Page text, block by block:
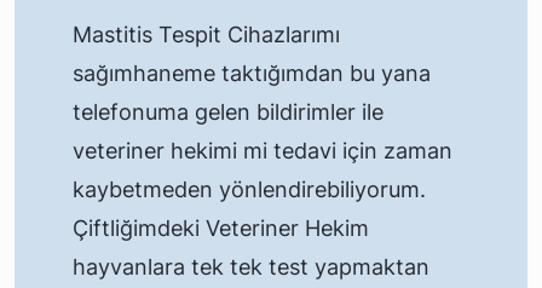
Mastitis Tespit Cihazlarımı
sağımhaneme taktığımdan bu yana
telefonuma gelen bildirimler ile
veteriner hekimi mi tedavi için zaman
kaybetmeden yönlendirebiliyorum.
Çiftliğimdeki Veteriner Hekim
hayvanlara tek tek test yapmaktan